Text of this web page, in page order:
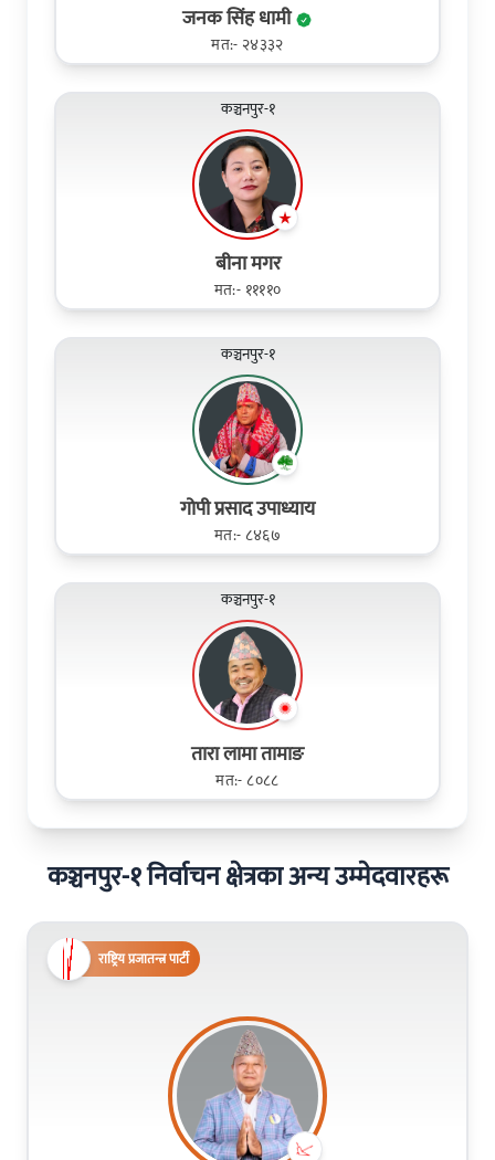
जनक सिंह धामी
मत:- २४३३२
कञ्चनपुर-१
बीना मगर
मत:- ११११०
कञ्चनपुर-१
गोपी प्रसाद उपाध्याय
मत:- ८४६७
कञ्चनपुर-१
तारा लामा तामाङ
मत:- ८०८८
कञ्चनपुर-१ निर्वाचन क्षेत्रका अन्य उम्मेदवारहरू
राष्ट्रिय प्रजातन्त्र पार्टी